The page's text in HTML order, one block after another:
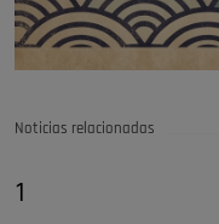
Noticias relacionadas
1